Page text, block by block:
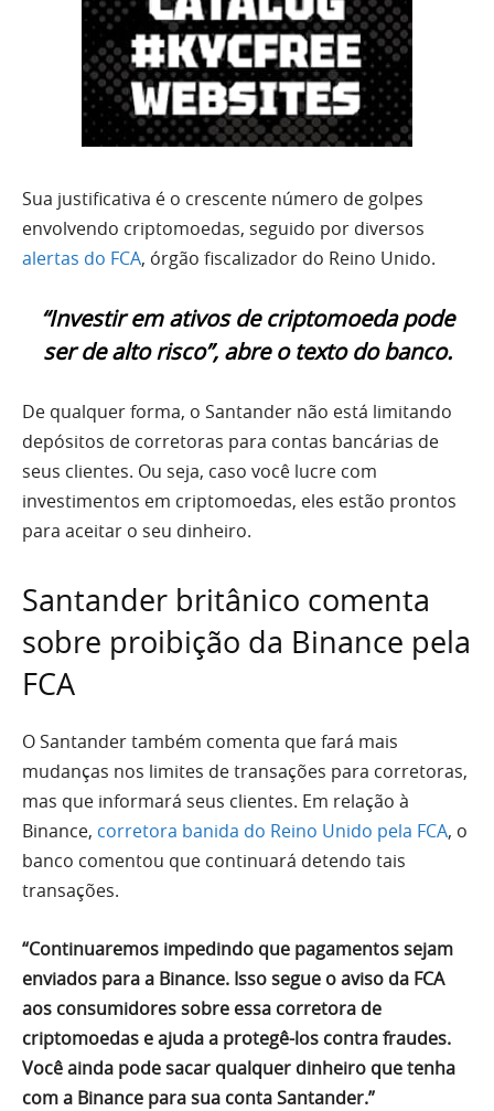
Sua justificativa é o crescente número de golpes
envolvendo criptomoedas, seguido por diversos
alertas do FCA, órgão fiscalizador do Reino Unido.
“Investir em ativos de criptomoeda pode
ser de alto risco”, abre o texto do banco.
De qualquer forma, o Santander não está limitando
depósitos de corretoras para contas bancárias de
seus clientes. Ou seja, caso você lucre com
investimentos em criptomoedas, eles estão prontos
para aceitar o seu dinheiro.
Santander britânico comenta
sobre proibição da Binance pela
FCA
O Santander também comenta que fará mais
mudanças nos limites de transações para corretoras,
mas que informará seus clientes. Em relação à
Binance, corretora banida do Reino Unido pela FCA, o
banco comentou que continuará detendo tais
transações.
“Continuaremos impedindo que pagamentos sejam
enviados para a Binance. Isso segue o aviso da FCA
aos consumidores sobre essa corretora de
criptomoedas e ajuda a protegê-los contra fraudes.
Você ainda pode sacar qualquer dinheiro que tenha
com a Binance para sua conta Santander.”